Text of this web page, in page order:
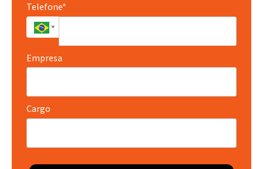
Telefone*
Empresa
Cargo